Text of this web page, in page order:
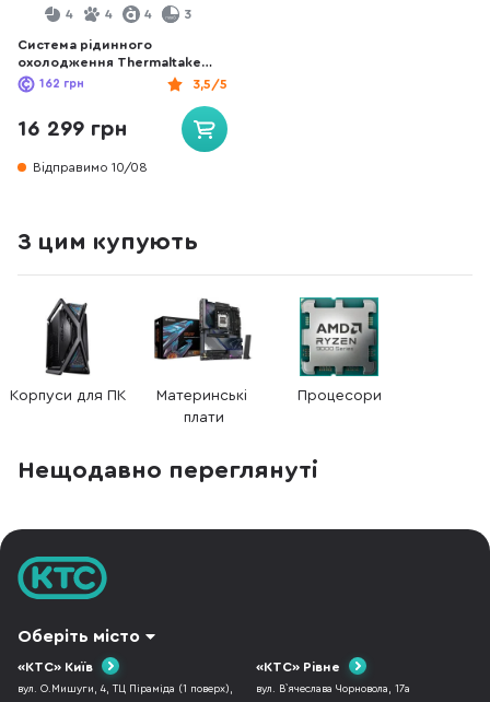
4 4 4 3
Система рідинного
охолодження Thermaltake
Pacific C360 DDC Hard Tube
Water Cooling Kit (CL-W243-
3,5/5
162 грн
16 299 грн
Відправимо 10/08
З цим купують
Корпуси для ПК
Материнські
плати
Процесори
Нещодавно переглянуті
Оберіть місто
«КТС» Київ
вул. О.Мишуги, 4, ТЦ Піраміда (1 поверх),
«КТС» Рівне
вул. В`ячеслава Чорновола, 17а